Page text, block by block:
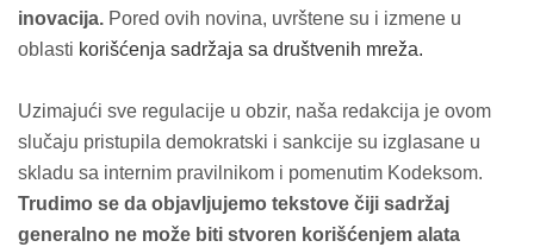
inovacija. Pored ovih novina, uvrštene su i izmene u
oblasti korišćenja sadržaja sa društvenih mreža.
Uzimajući sve regulacije u obzir, naša redakcija je ovom
slučaju pristupila demokratski i sankcije su izglasane u
skladu sa internim pravilnikom i pomenutim Kodeksom.
Trudimo se da objavljujemo tekstove čiji sadržaj
generalno ne može biti stvoren korišćenjem alata